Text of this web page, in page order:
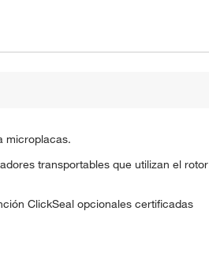
microplacas.
transportables que utilizan el rotor
ClickSeal opcionales certificadas